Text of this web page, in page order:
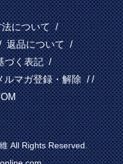
について /
返品について /
づく表記 /
ルマガ登録・解除 / /
All Rights Reserved.